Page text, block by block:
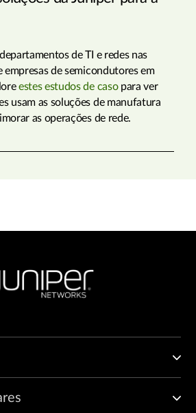
de TI e redes nas
empresas de semicondutores em
estes estudos de casopara ver
usam as soluções de manufatura
as operações de rede.